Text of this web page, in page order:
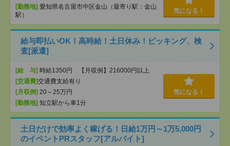
[勤務地] 愛知県名古屋市中区金山（最寄り駅：金山
駅）
気になる！
給与即払いOK！高時給！土日休み！ピッキング、検
査[派遣]
[給 与] 時給1350円 【月収例】216000円以上
[交通費]交通費支給有り
[月収例] 20～25万円
[勤務地] 知立駅から車1分
気になる！
土日だけで効率よく稼げる！日給1万円～1万5,000円
のイベントPRスタッフ[アルバイト]